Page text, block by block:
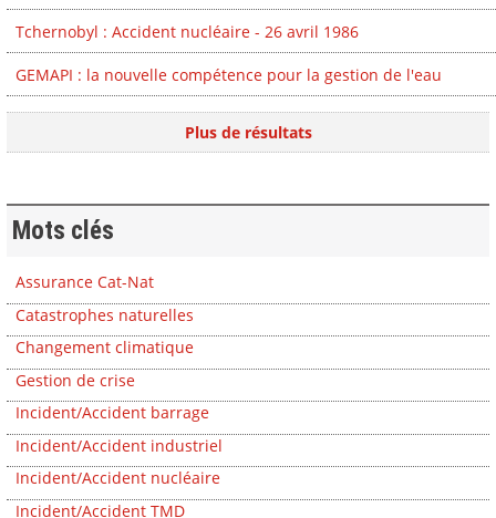
Tchernobyl : Accident nucléaire - 26 avril 1986
GEMAPI : la nouvelle compétence pour la gestion de l'eau
Plus de résultats
Mots clés
Assurance Cat-Nat
Catastrophes naturelles
Changement climatique
Gestion de crise
Incident/Accident barrage
Incident/Accident industriel
Incident/Accident nucléaire
Incident/Accident TMD